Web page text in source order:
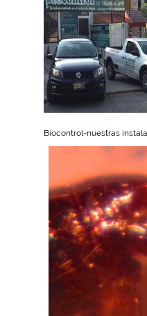
Biocontrol-nuestras